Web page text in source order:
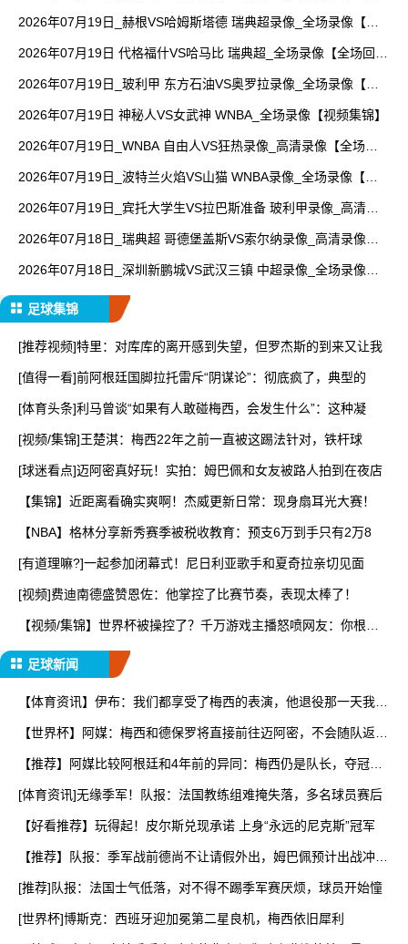
2026年07月19日_赫根VS哈姆斯塔德 瑞典超录像_全场录像【高
2026年07月19日 代格福什VS哈马比 瑞典超_全场录像【全场回
2026年07月19日_玻利甲 东方石油VS奥罗拉录像_全场录像【视
2026年07月19日 神秘人VS女武神 WNBA_全场录像【视频集锦】
2026年07月19日_WNBA 自由人VS狂热录像_高清录像【全场回
2026年07月19日_波特兰火焰VS山猫 WNBA录像_全场录像【全
2026年07月19日_宾托大学生VS拉巴斯准备 玻利甲录像_高清录
2026年07月18日_瑞典超 哥德堡盖斯VS索尔纳录像_高清录像
2026年07月18日_深圳新鹏城VS武汉三镇 中超录像_全场录像
足球集锦
[推荐视频]特里：对库库的离开感到失望，但罗杰斯的到来又让我
[值得一看]前阿根廷国脚拉托雷斥“阴谋论”：彻底疯了，典型的
[体育头条]利马曾谈“如果有人敢碰梅西，会发生什么”：这种凝
[视频/集锦]王楚淇：梅西22年之前一直被这踢法针对，铁杆球
[球迷看点]迈阿密真好玩！实拍：姆巴佩和女友被路人拍到在夜店
【集锦】近距离看确实爽啊！杰威更新日常：现身扇耳光大赛！
【NBA】格林分享新秀赛季被税收教育：预支6万到手只有2万8
[有道理嘛?]一起参加闭幕式！尼日利亚歌手和夏奇拉亲切见面
[视频]费迪南德盛赞恩佐：他掌控了比赛节奏，表现太棒了！
【视频/集锦】世界杯被操控了？千万游戏主播怒喷网友：你根本
足球新闻
【体育资讯】伊布：我们都享受了梅西的表演，他退役那一天我们
【世界杯】阿媒：梅西和德保罗将直接前往迈阿密，不会随队返回
【推荐】阿媒比较阿根廷和4年前的异同：梅西仍是队长，夺冠核
[体育资讯]无缘季军！队报：法国教练组难掩失落，多名球员赛后
【好看推荐】玩得起！皮尔斯兑现承诺 上身“永远的尼克斯”冠军
【推荐】队报：季军战前德尚不让请假外出，姆巴佩预计出战冲击
[推荐]队报：法国士气低落，对不得不踢季军赛厌烦，球员开始憧
[世界杯]博斯克：西班牙迎加冕第二星良机，梅西依旧犀利